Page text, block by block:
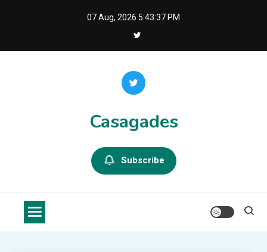
07 Aug, 2026 5:43:38 PM
Casagades
Subscribe